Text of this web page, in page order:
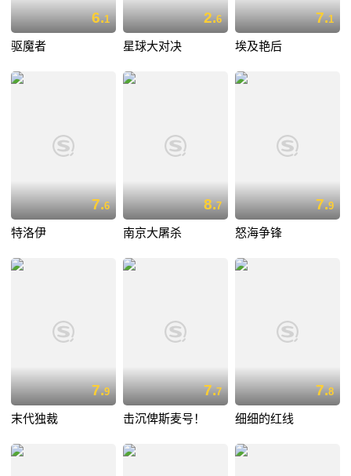
6.1
驱魔者
2.6
星球大对决
7.1
埃及艳后
7.6
特洛伊
8.7
南京大屠杀
7.9
怒海争锋
7.9
末代独裁
7.7
击沉俾斯麦号！
7.8
细细的红线